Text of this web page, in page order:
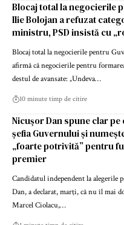
Blocaj total la negocierile
Ilie Bolojan a refuzat
ministru, PSD insistă cu
Blocaj total la negocierile pentru
afirmă că negocierile pentru
destul de avansate: „Undeva…
10 minute timp de citire
Nicuşor Dan spune clar pe
șefia Guvernului și
„foarte potrivită” pentru
premier
Candidatul independent la alegerile
Dan, a declarat, marţi, că nu îl mai
Marcel Ciolacu,…